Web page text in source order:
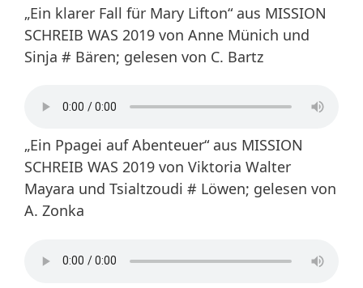
„Ein klarer Fall für Mary Lifton“ aus MISSION
SCHREIB WAS 2019 von Anne Münich und
Sinja # Bären; gelesen von C. Bartz
„Ein Ppagei auf Abenteuer“ aus MISSION
SCHREIB WAS 2019 von Viktoria Walter
Mayara und Tsialtzoudi # Löwen; gelesen von
A. Zonka